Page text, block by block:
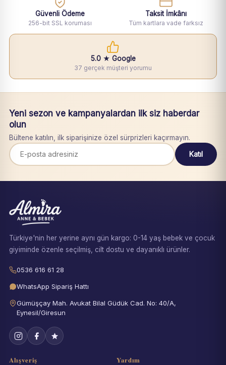
Güvenli Ödeme
256-bit SSL koruması
Taksit İmkânı
Tüm kartlara vade farksız
5.0 ★ Google
37 gerçek müşteri yorumu
Yeni sezon ve kampanyalardan ilk siz haberdar
olun
Bültene katılın, ilk siparişinize özel sürprizleri kaçırmayın.
Katıl
Türkiye'nin her yerine aynı gün kargo: 0-14 yaş bebek ve çocuk
giyiminde özenle seçilmiş, cilt dostu ve dayanıklı ürünler.
0536 616 61 28
WhatsApp Sipariş Hattı
Gümüşçay Mah. Avukat Bilal Güdük Cad. No: 40/A,
Eynesil/Giresun
Alışveriş Yardım